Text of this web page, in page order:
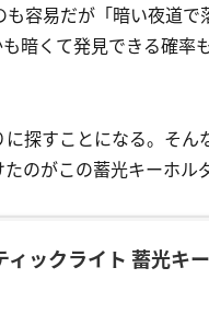
容易だが「暗い夜道で
暗くて発見できる確率
探すことになる。そん
のがこの蓄光キーホル
ィックライト 蓄光キ